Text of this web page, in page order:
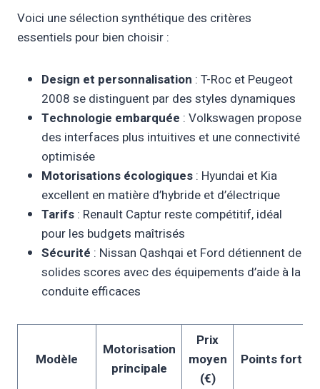
Voici une sélection synthétique des critères
essentiels pour bien choisir :
Design et personnalisation : T-Roc et Peugeot
2008 se distinguent par des styles dynamiques
Technologie embarquée : Volkswagen propose
des interfaces plus intuitives et une connectivité
optimisée
Motorisations écologiques : Hyundai et Kia
excellent en matière d’hybride et d’électrique
Tarifs : Renault Captur reste compétitif, idéal
pour les budgets maîtrisés
Sécurité : Nissan Qashqai et Ford détiennent de
solides scores avec des équipements d’aide à la
conduite efficaces
Modèle
Motorisation
principale
Prix
moyen
(€)
Points forts